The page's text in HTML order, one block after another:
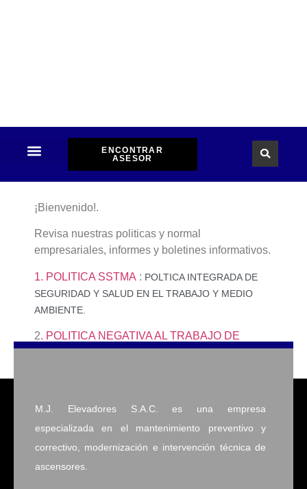
ENCONTRAR
ASESOR
¡Bienvenido!.
Revisa nuestras politicas y normal
empresariales, informes y boletines informativos.
1. POLITICA SSTMA : POLTICA INTEGRADA DE
SEGURIDAD Y SALUD EN EL TRABAJO Y MEDIO
AMBIENTE.
2. POLITICA NEGATIVA AL TRABAJO DE
RIESGO:
M.J. Elevadores S.A.C.
es una empresa
especializada en el mantenimiento preventivo y
correctivo, modernización e intervención técnica de
ascensores.